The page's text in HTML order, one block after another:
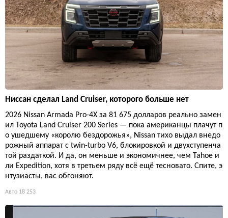
Ниссан сделал Land Cruiser, которого больше нет
2026 Nissan Armada Pro-4X за 81 675 долларов реально замен
ил Toyota Land Cruiser 200 Series — пока американцы плачут п
о ушедшему «королю бездорожья», Nissan тихо выдал внедо
рожный аппарат с twin-turbo V6, блокировкой и двухступенча
той раздаткой. И да, он меньше и экономичнее, чем Tahoe и
ли Expedition, хотя в третьем ряду всё ещё тесновато. Спите, э
нтузиасты, вас обгоняют.
Авто 18 253